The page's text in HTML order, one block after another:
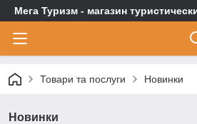
Мега Туризм - магазин
Товари та послуги Новинки
Новинки